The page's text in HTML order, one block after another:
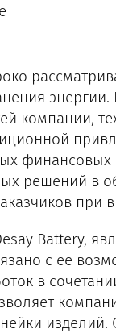
компании,
финансовых
решений в
при
Battery,
с ее
в